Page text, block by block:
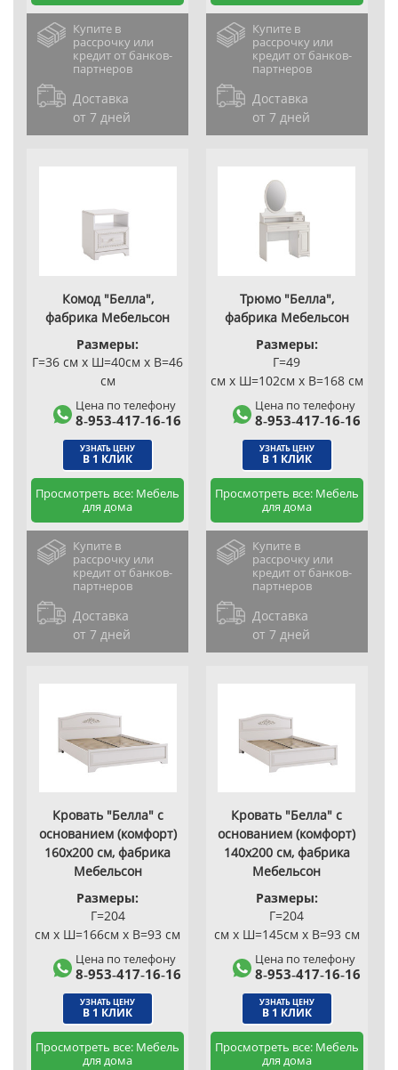
Купите в
рассрочку или
кредит от банков-
партнеров
Доставка
от 7 дней
Купите в
рассрочку или
кредит от банков-
партнеров
Доставка
от 7 дней
Комод "Белла",
фабрика Мебельсон
Размеры:
Г=36 см x Ш=40см x В=46
см
Цена по телефону
8‑953‑417‑16‑16
УЗНАТЬ ЦЕНУ
В 1 КЛИК
Просмотреть все: Мебель
для дома
Купите в
рассрочку или
кредит от банков-
партнеров
Доставка
от 7 дней
Трюмо "Белла",
фабрика Мебельсон
Размеры:
Г=49
см x Ш=102см x В=168 см
Цена по телефону
8‑953‑417‑16‑16
УЗНАТЬ ЦЕНУ
В 1 КЛИК
Просмотреть все: Мебель
для дома
Купите в
рассрочку или
кредит от банков-
партнеров
Доставка
от 7 дней
Кровать "Белла" с
основанием (комфорт)
160х200 см, фабрика
Мебельсон
Размеры:
Г=204
см x Ш=166см x В=93 см
Цена по телефону
8‑953‑417‑16‑16
УЗНАТЬ ЦЕНУ
В 1 КЛИК
Просмотреть все: Мебель
для дома
Кровать "Белла" с
основанием (комфорт)
140х200 см, фабрика
Мебельсон
Размеры:
Г=204
см x Ш=145см x В=93 см
Цена по телефону
8‑953‑417‑16‑16
УЗНАТЬ ЦЕНУ
В 1 КЛИК
Просмотреть все: Мебель
для дома